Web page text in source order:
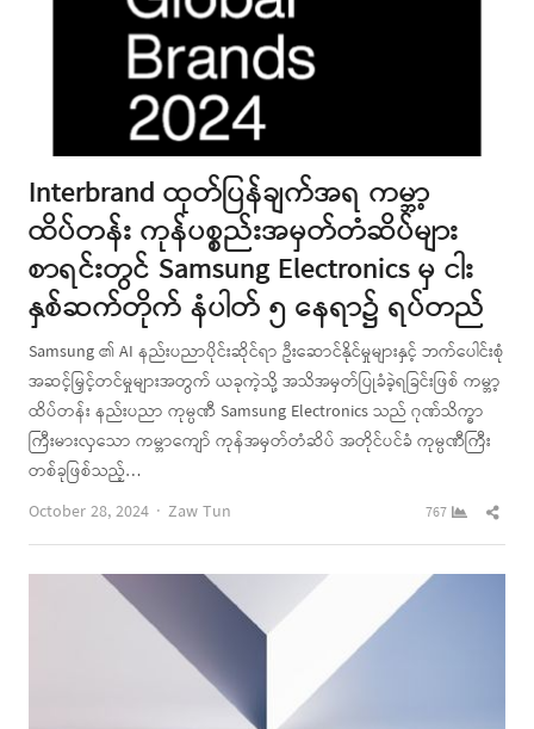
Interbrand ထုတ်ပြန်ချက်အရ ကမ္ဘာ့
ထိပ်တန်း ကုန်ပစ္စည်းအမှတ်တံဆိပ်များ
စာရင်းတွင် Samsung Electronics မှ ငါး
နှစ်ဆက်တိုက် နံပါတ် ၅ နေရာ၌ ရပ်တည်
Samsung ၏ AI နည်းပညာပိုင်းဆိုင်ရာ ဦးဆောင်နိုင်မှုများနှင့် ဘက်ပေါင်းစုံ
အဆင့်မြှင့်တင်မှုများအတွက် ယခုကဲ့သို့ အသိအမှတ်ပြုခံခဲ့ရခြင်းဖြစ် ကမ္ဘာ့
ထိပ်တန်း နည်းပညာ ကုမ္ပဏီ Samsung Electronics သည် ဂုဏ်သိက္ခာ
ကြီးမားလှသော ကမ္ဘာကျော် ကုန်အမှတ်တံဆိပ် အတိုင်ပင်ခံ ကုမ္ပဏီကြီး
တစ်ခုဖြစ်သည့်…
October 28, 2024
Author
Zaw Tun 767